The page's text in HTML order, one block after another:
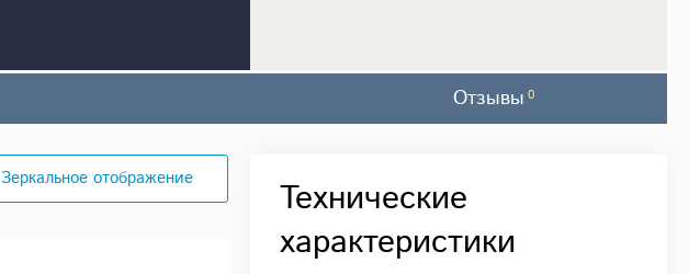
Отзывы 0
Технические
характеристики
Зеркальное отображение